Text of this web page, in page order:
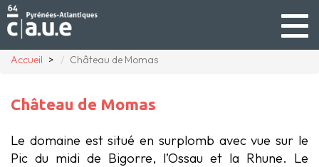
Accueil
Château de Momas
Château de Momas
Le domaine est situé en surplomb avec vue sur le
Pic du midi de Bigorre, l’Ossau et la Rhune. Le